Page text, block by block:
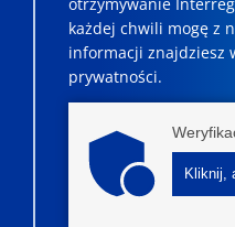
każdej chwili mogę z
informacji znajdziesz
prywatności.
Kliknij,